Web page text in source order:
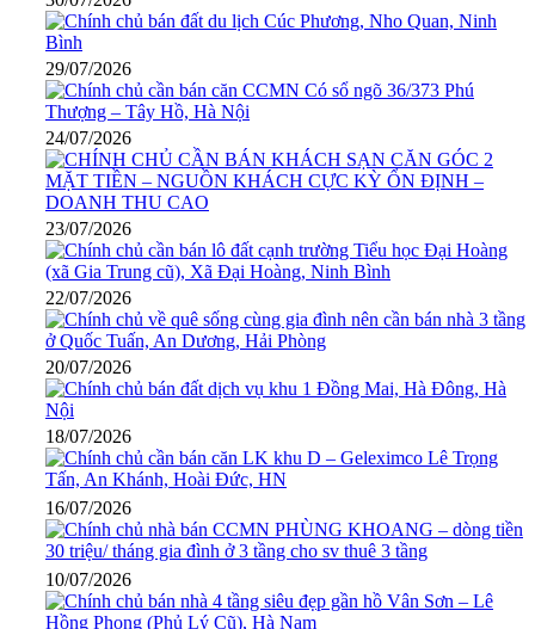
29/07/2026
24/07/2026
23/07/2026
22/07/2026
20/07/2026
18/07/2026
16/07/2026
10/07/2026